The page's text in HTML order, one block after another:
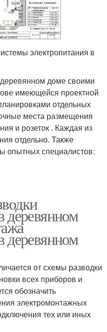
электропитания в
доме своими
имеющейся проектной
отдельных
места размещения
и розеток . Каждая из
отдельно. Также
опытных специалистов:
деревянном
деревянном
от схемы разводки
всех приборов и
обозначить
электромонтажных
тех или иных